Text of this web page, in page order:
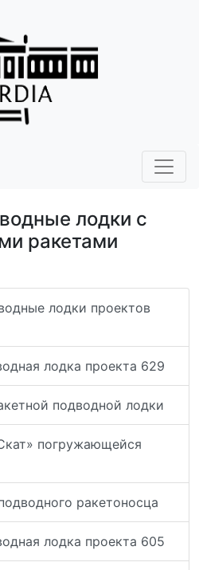
лодки с
ракетами
лодки проектов
лодка проекта 629
подводной лодки
погружающейся
ракетоносца
лодка проекта 605